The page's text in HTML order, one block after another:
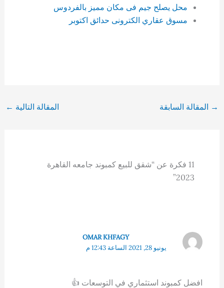
محل يصلح جيم فى مكان مميز بالفردوس
مسوق عقاري الكترونى حدائق اكتوبر
→ المقالة السابقة المقالة التالية ←
11 فكرة عن “شقق للبيع كمبوند جامعه القاهرة
2023”
OMAR KHFAGY
يونيو 28, 2021 الساعة 12:43 م
افضل كمبوند استثماري في التوسعات 👍